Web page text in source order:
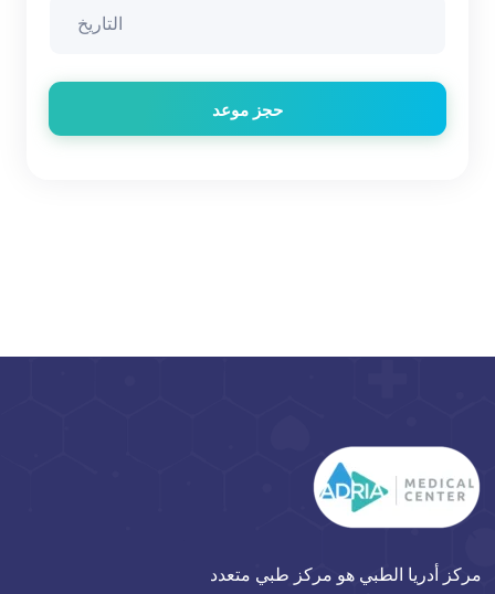
حجز موعد
مركز أدريا الطبي هو مركز طبي متعدد